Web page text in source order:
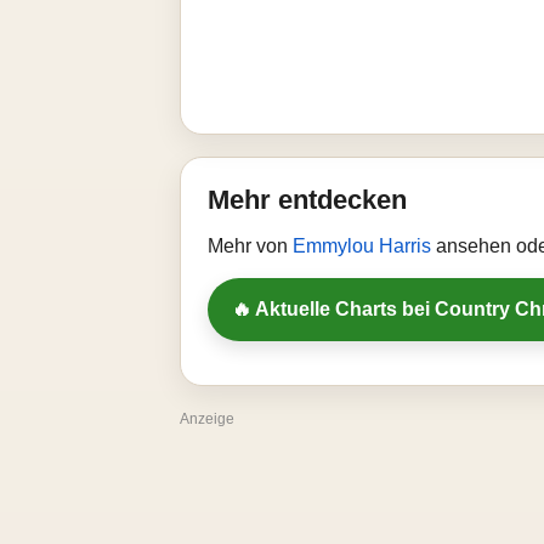
Mehr entdecken
Mehr von Emmylou Harris ansehen
🔥 Aktuelle Charts bei Country
Anzeige